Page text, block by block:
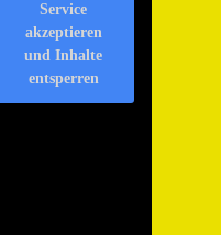
Service
akzeptieren
und Inhalte
entsperren